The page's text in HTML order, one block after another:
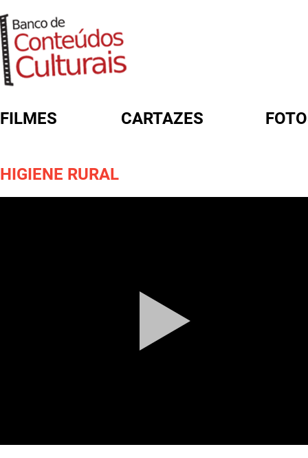
FILMES CARTAZES
HIGIENE RURAL